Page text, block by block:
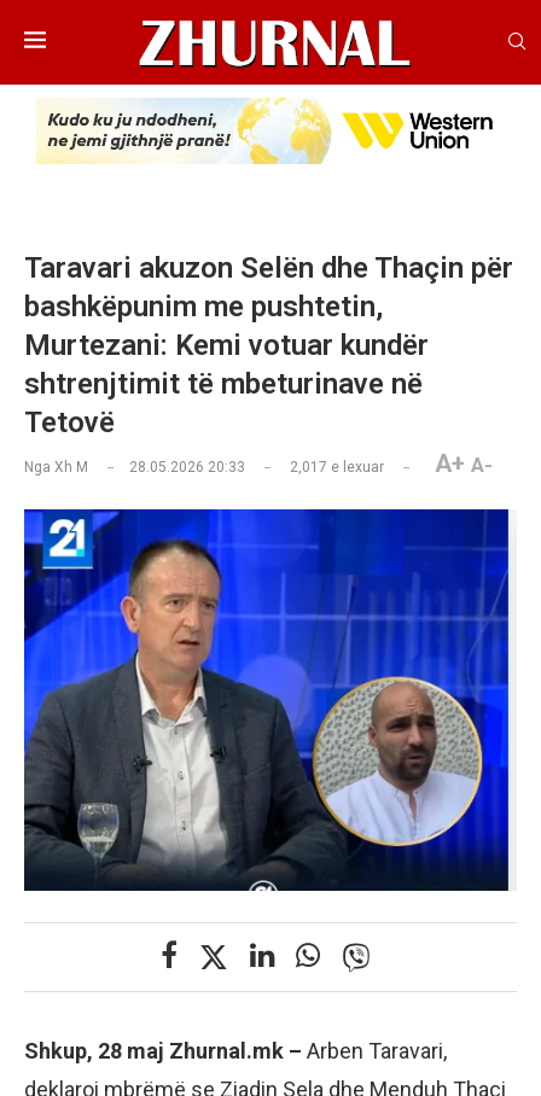
Taravari akuzon Selën dhe Thaçin për
bashkëpunim me pushtetin,
Murtezani: Kemi votuar kundër
shtrenjtimit të mbeturinave në
Tetovë
Nga Xh M 28.05.2026 20:33 2,017 e lexuar A+ A-
Shkup, 28 maj Zhurnal.mk – Arben Taravari,
deklaroi mbrëmë se Ziadin Sela dhe Menduh Thaçi